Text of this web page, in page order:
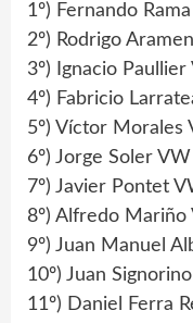
1º) Fernando
2º) Rodrigo
3º) Ignacio Paullier
4º) Fabricio
5º) Víctor Morales
6º) Jorge Soler
7º) Javier Pontet
8º) Alfredo Mariño
9º) Juan Manuel
10º) Juan
11º) Daniel Ferra